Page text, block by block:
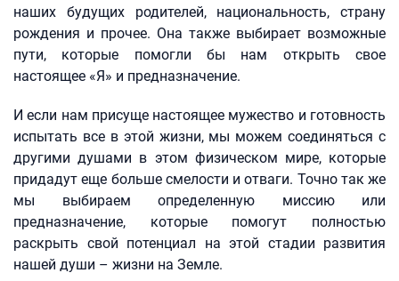
наших будущих родителей, национальность, страну
рождения и прочее. Она также выбирает возможные
пути, которые помогли бы нам открыть свое
настоящее «Я» и предназначение.
И если нам присуще настоящее мужество и готовность
испытать все в этой жизни, мы можем соединяться с
другими душами в этом физическом мире, которые
придадут еще больше смелости и отваги. Точно так же
мы выбираем определенную миссию или
предназначение, которые помогут полностью
раскрыть свой потенциал на этой стадии развития
нашей души – жизни на Земле.